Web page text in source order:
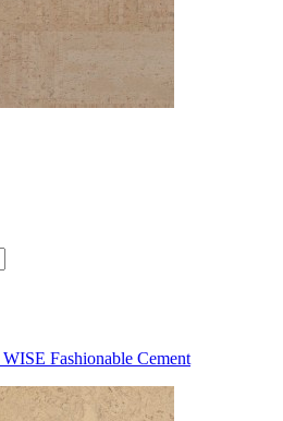
WISE Fashionable Cement